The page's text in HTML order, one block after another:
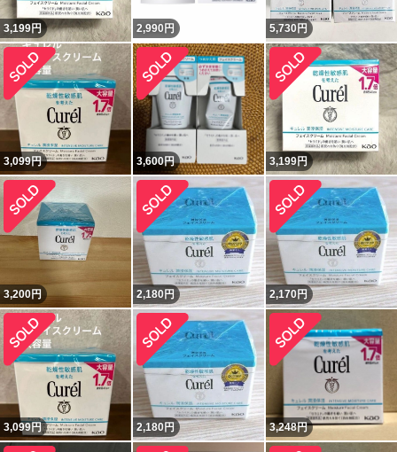
3,199円 2,990 円 5,730円
3,099円 3,600円 3,199円
3,200円 2,180円 2,170円
3,099円 2,180円 3,248円